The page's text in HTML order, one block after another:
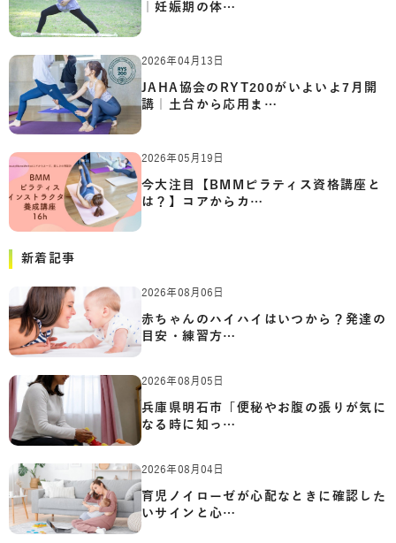
｜妊娠期の体…
2026年04月13日
JAHA協会のRYT200がいよいよ7月開
講｜土台から応用ま…
2026年05月19日
今大注目【BMMピラティス資格講座と
は？】コアからカ…
新着記事
2026年08月06日
赤ちゃんのハイハイはいつから？発達の
目安・練習方…
2026年08月05日
兵庫県明石市「便秘やお腹の張りが気に
なる時に知っ…
2026年08月04日
育児ノイローゼが心配なときに確認した
いサインと心…